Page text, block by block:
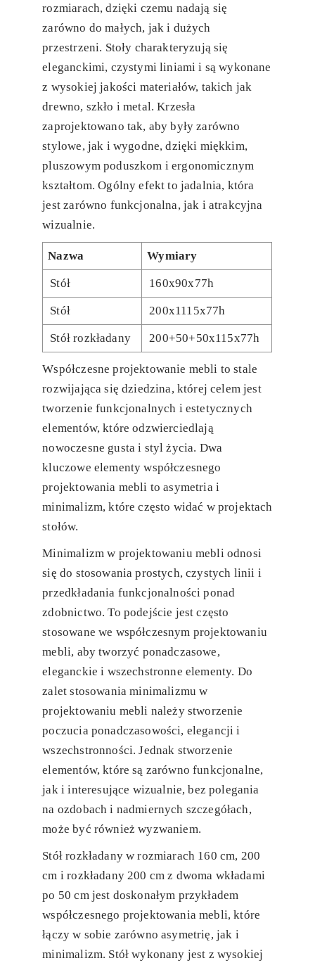
rozmiarach, dzięki czemu nadają się
zarówno do małych, jak i dużych
przestrzeni. Stoły charakteryzują się
eleganckimi, czystymi liniami i są wykonane
z wysokiej jakości materiałów, takich jak
drewno, szkło i metal. Krzesła
zaprojektowano tak, aby były zarówno
stylowe, jak i wygodne, dzięki miękkim,
pluszowym poduszkom i ergonomicznym
kształtom. Ogólny efekt to jadalnia, która
jest zarówno funkcjonalna, jak i atrakcyjna
wizualnie.
Nazwa Wymiary
Stół 160x90x77h
Stół 200x1115x77h
Stół rozkładany 200+50+50x115x77h
Współczesne projektowanie mebli to stale
rozwijająca się dziedzina, której celem jest
tworzenie funkcjonalnych i estetycznych
elementów, które odzwierciedlają
nowoczesne gusta i styl życia. Dwa
kluczowe elementy współczesnego
projektowania mebli to asymetria i
minimalizm, które często widać w projektach
stołów.
Minimalizm w projektowaniu mebli odnosi
się do stosowania prostych, czystych linii i
przedkładania funkcjonalności ponad
zdobnictwo. To podejście jest często
stosowane we współczesnym projektowaniu
mebli, aby tworzyć ponadczasowe,
eleganckie i wszechstronne elementy. Do
zalet stosowania minimalizmu w
projektowaniu mebli należy stworzenie
poczucia ponadczasowości, elegancji i
wszechstronności. Jednak stworzenie
elementów, które są zarówno funkcjonalne,
jak i interesujące wizualnie, bez polegania
na ozdobach i nadmiernych szczegółach,
może być również wyzwaniem.
Stół rozkładany w rozmiarach 160 cm, 200
cm i rozkładany 200 cm z dwoma wkładami
po 50 cm jest doskonałym przykładem
współczesnego projektowania mebli, które
łączy w sobie zarówno asymetrię, jak i
minimalizm. Stół wykonany jest z wysokiej